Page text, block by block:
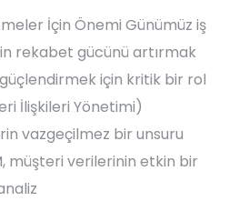
İçin Önemi Günümüz iş
rekabet gücünü artırmak
için kritik bir rol
İlişkileri Yönetimi)
vazgeçilmez bir unsuru
müşteri verilerinin etkin bir